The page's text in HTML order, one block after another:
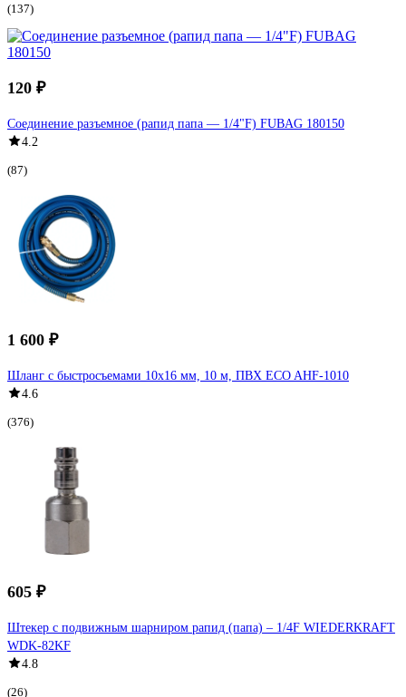
(137)
120 ₽
Соединение разъемное (рапид папа — 1/4"F) FUBAG 180150
4.2
(87)
1 600 ₽
Шланг с быстросъемами 10х16 мм, 10 м, ПВХ ECO AHF-1010
4.6
(376)
605 ₽
Штекер с подвижным шарниром рапид (папа) – 1/4F WIEDERKRAFT
WDK-82KF
4.8
(26)